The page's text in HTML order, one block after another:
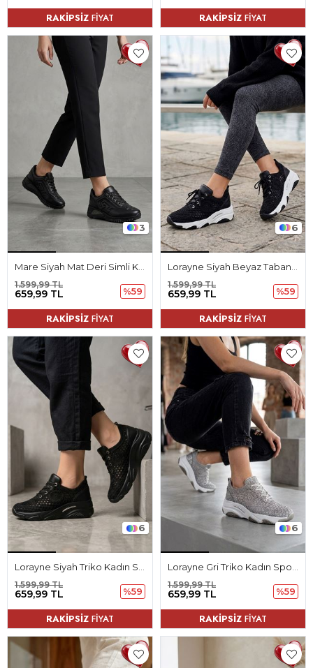
RAKİPSİZ FİYAT RAKİPSİZ FİYAT
3
659,99 TL
1.599,99 TL
%59
RAKİPSİZ FİYAT
6
659,99 TL
1.599,99 TL
%59
RAKİPSİZ FİYAT
6
659,99 TL
1.599,99 TL
%59
RAKİPSİZ FİYAT
6
659,99 TL
1.599,99 TL
%59
RAKİPSİZ FİYAT